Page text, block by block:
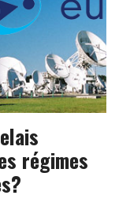
régimes